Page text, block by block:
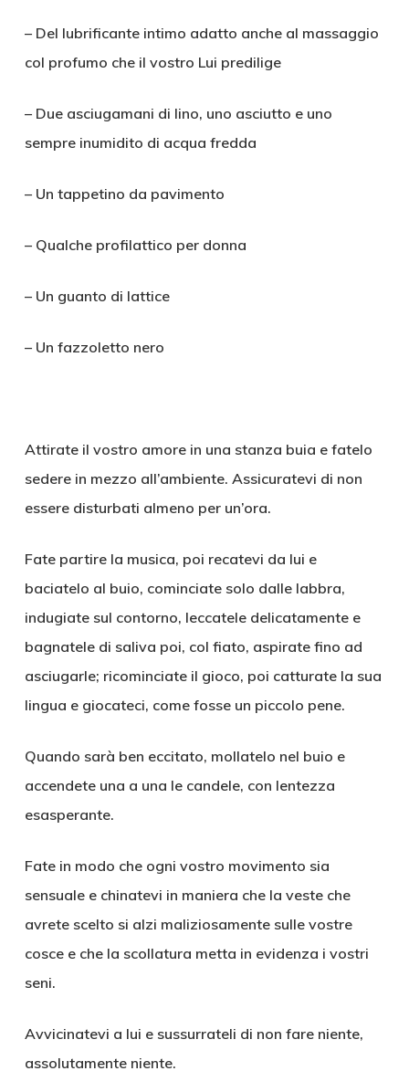
– Del lubrificante intimo adatto anche al massaggio
col profumo che il vostro Lui predilige
– Due asciugamani di lino, uno asciutto e uno
sempre inumidito di acqua fredda
– Un tappetino da pavimento
– Qualche profilattico per donna
– Un guanto di lattice
– Un fazzoletto nero
Attirate il vostro amore in una stanza buia e fatelo
sedere in mezzo all’ambiente. Assicuratevi di non
essere disturbati almeno per un’ora.
Fate partire la musica, poi recatevi da lui e
baciatelo al buio, cominciate solo dalle labbra,
indugiate sul contorno, leccatele delicatamente e
bagnatele di saliva poi, col fiato, aspirate fino ad
asciugarle; ricominciate il gioco, poi catturate la sua
lingua e giocateci, come fosse un piccolo pene.
Quando sarà ben eccitato, mollatelo nel buio e
accendete una a una le candele, con lentezza
esasperante.
Fate in modo che ogni vostro movimento sia
sensuale e chinatevi in maniera che la veste che
avrete scelto si alzi maliziosamente sulle vostre
cosce e che la scollatura metta in evidenza i vostri
seni.
Avvicinatevi a lui e sussurrateli di non fare niente,
assolutamente niente.